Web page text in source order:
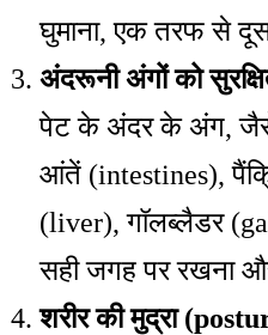
घुमाना, एक तरफ से
अंदरूनी अंगों को
पेट के अंदर के अंग,
आंतें (intestines),
(liver), गॉलब्लैडर
सही जगह पर रखना
शरीर की मुद्रा